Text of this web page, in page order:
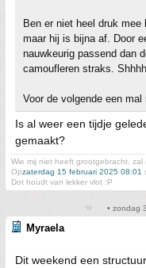
Ben er niet heel druk
maar hij is bijna af. Door
nauwkeurig passend dan
camoufleren straks.
Voor de volgende een
Is al weer een tijdje
gemaakt?
Wie mij niet heeft grootgebracht, zal
Opzaterdag 15 februari 2025 08:01
Dot houdt van lekker vlot :P
• zondag
Myraela
Dit weekend een